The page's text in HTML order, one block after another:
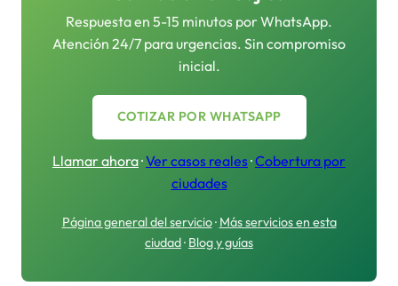
Respuesta en 5-15 minutos por WhatsApp.
Atención 24/7 para urgencias. Sin compromiso
inicial.
COTIZAR POR WHATSAPP
Llamar ahora·Ver casos reales·Cobertura por
ciudades
Página general del servicio· Más servicios en esta
ciudad· Blog y guías